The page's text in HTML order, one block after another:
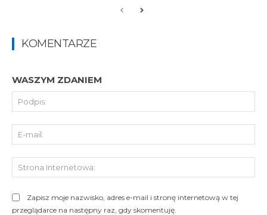
KOMENTARZE
WASZYM ZDANIEM
Zapisz moje nazwisko, adres e-mail i stronę internetową w tej
przeglądarce na następny raz, gdy skomentuję.